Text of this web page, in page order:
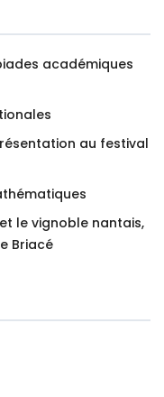
académiques
au festival
le vignoble nantais,
Briacé